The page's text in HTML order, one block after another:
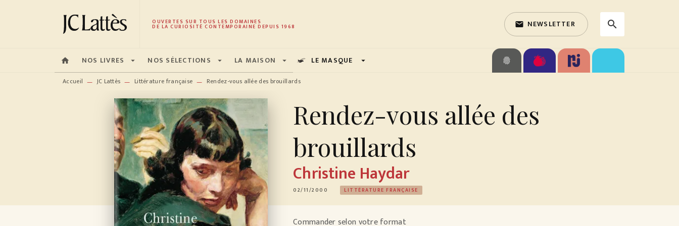
MENU RECHERCHE CONTENU PIED DE PAGE
OUVERTES SUR TOUS LES DOMAINES
DE LA CURIOSITÉ CONTEMPORAINE DEPUIS 1968 email NEWSLETTER search
home NOS LIVRES arrow_drop_down NOS SÉLECTIONS arrow_drop_down LA MAISON arrow_drop_down LE MASQUE arrow_drop_down fingerprint
search
Accueil — JC Lattès — Littérature française — Rendez-vous allée des brouillards
Rendez-vous allée des
brouillards
Christine Haydar
02/11/2000 LITTÉRATURE FRANÇAISE
Commander selon votre format